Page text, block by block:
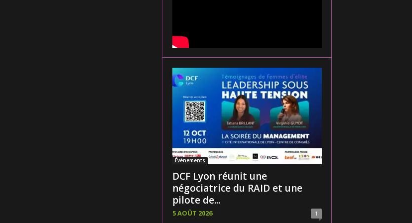
Évènements
DCF Lyon réunit une
négociatrice du RAID et une
pilote de...
5 AOÛT 2026 1